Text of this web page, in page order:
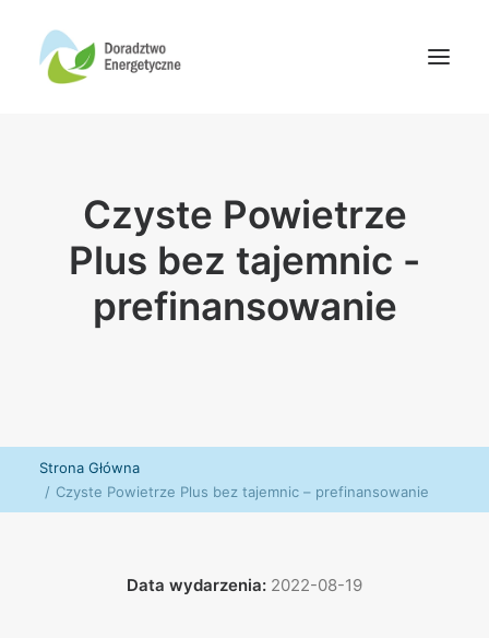
Aktualności
Wydarzenia
Oferta finansowania
Wyszukiwanie
Czyste Powietrze
Plus bez tajemnic -
prefinansowanie
Strona Główna
Czyste Powietrze Plus bez tajemnic – prefinansowanie
Data wydarzenia: 2022-08-19